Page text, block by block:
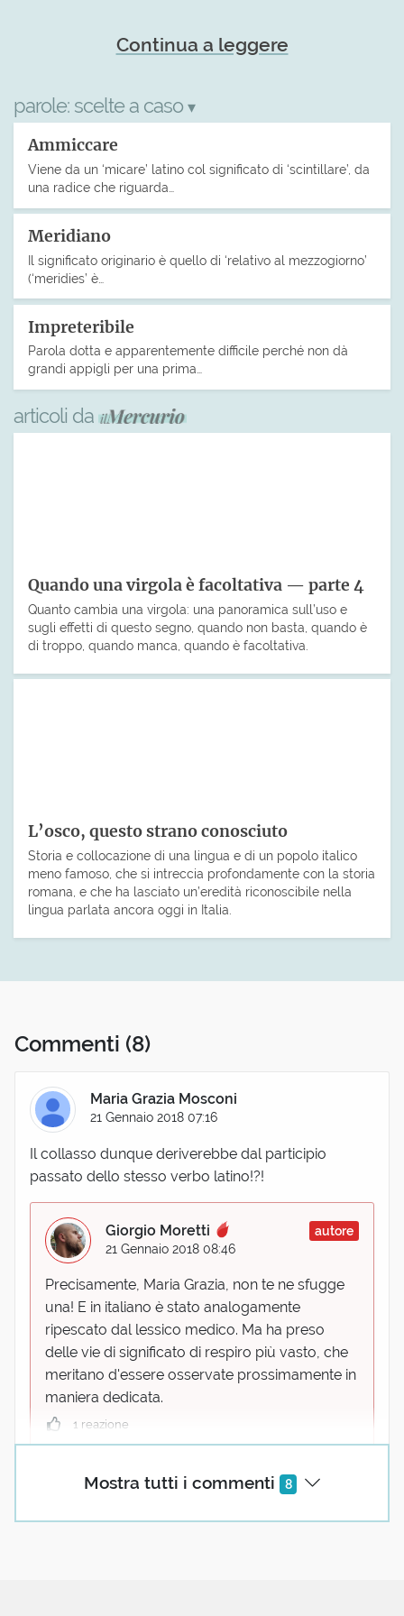
Continua a leggere
parole: scelte a caso ▾
Ammiccare
Viene da un ‘micare’ latino col significato di ‘scintillare’, da
una radice che riguarda…
Meridiano
Il significato originario è quello di ‘relativo al mezzogiorno’
(‘meridies’ è…
Impreteribile
Parola dotta e apparentemente difficile perché non dà
grandi appigli per una prima…
articoli da
Quando una virgola è facoltativa — parte 4
Quanto cambia una virgola: una panoramica sull’uso e
sugli effetti di questo segno, quando non basta, quando è
di troppo, quando manca, quando è facoltativa.
L’osco, questo strano conosciuto
Storia e collocazione di una lingua e di un popolo italico
meno famoso, che si intreccia profondamente con la storia
romana, e che ha lasciato un’eredità riconoscibile nella
lingua parlata ancora oggi in Italia.
Commenti (8)
Mostra tutti i commenti 8
Maria Grazia Mosconi
21 Gennaio 2018 07:16
Il collasso dunque deriverebbe dal participio
passato dello stesso verbo latino!?!
Giorgio Moretti
autore
21 Gennaio 2018 08:46
Precisamente, Maria Grazia, non te ne sfugge
una! E in italiano è stato analogamente
ripescato dal lessico medico. Ma ha preso
delle vie di significato di respiro più vasto, che
meritano d'essere osservate prossimamente in
maniera dedicata.
1 reazione
Maria Grazia Mosconi
21 Gennaio 2018 09:23